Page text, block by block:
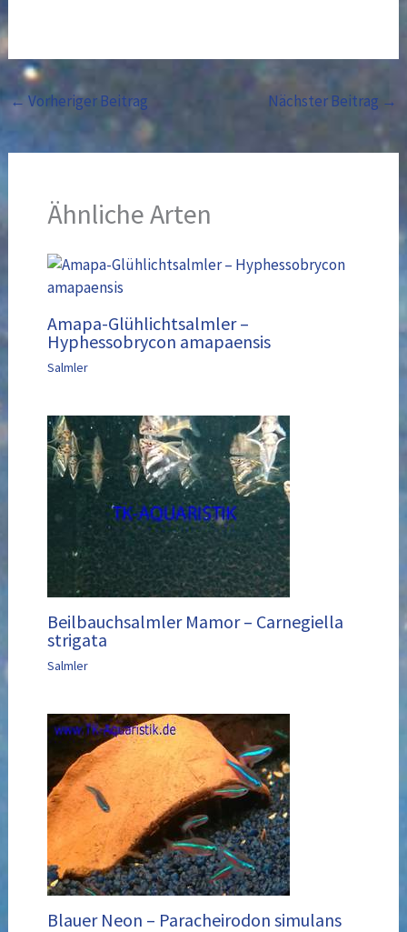
← Vorheriger Beitrag Nächster Beitrag →
Ähnliche Arten
Amapa-Glühlichtsalmler –
Hyphessobrycon amapaensis
Salmler
Beilbauchsalmler Mamor – Carnegiella
strigata
Salmler
Blauer Neon – Paracheirodon simulans